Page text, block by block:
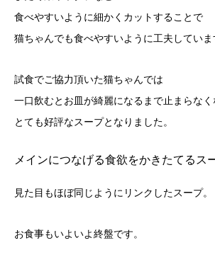
食べやすいように細かくカットすることで
猫ちゃんでも食べやすいように工夫していま
試食でご協力頂いた猫ちゃんでは
一口飲むとお皿が綺麗になるまで止まらなく
とても好評なスープとなりました。
メインにつなげる食欲をかきたてるス
見た目もほぼ同じようにリンクしたスープ。
お食事もいよいよ終盤です。